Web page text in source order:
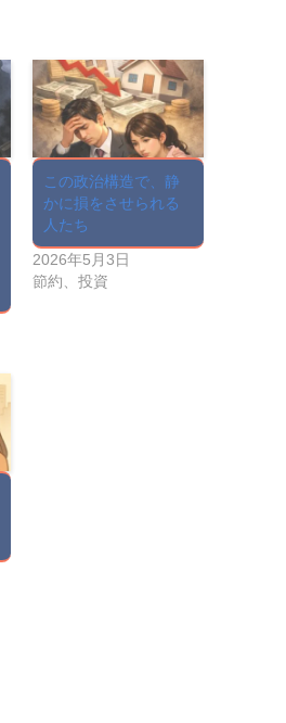
この政治構造で、静
かに損をさせられる
人たち
2026年5月3日
節約、投資